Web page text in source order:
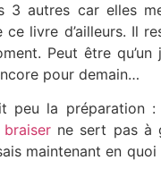
3 autres car elles
livre d’ailleurs. Il
Peut être
pour demain…
peu la préparation
braiser ne sert pas à
maintenant en quoi